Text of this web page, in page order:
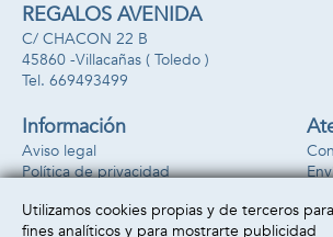
REGALOS AVENIDA
C/ CHACON 22 B
45860 -Villacañas ( Toledo )
669493499
Información
Aviso legal
Política de privacidad
Formas de pago
Utilizamos cookies propias y de terceros para
fines analíticos y para mostrarte publicidad